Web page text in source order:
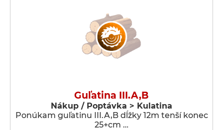
Guľatina III.A,B
Nákup / Poptávka > Kulatina
Ponúkam guľatinu III.A,B dĺžky 12m tenší konec
25+cm …